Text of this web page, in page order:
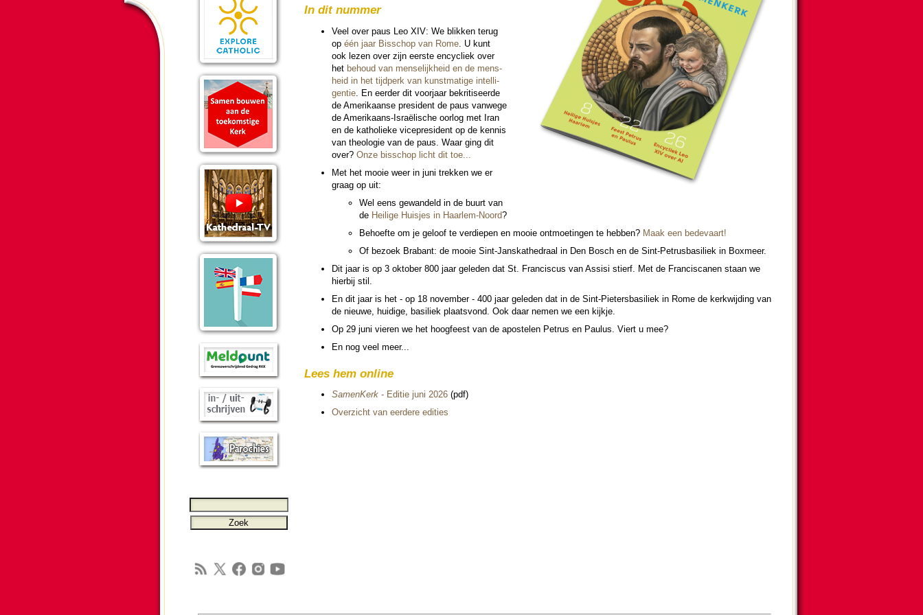
In dit nummer
Veel over paus Leo XIV: We blikken terug
op één jaar Bis­schop van Rome. U kunt
ook lezen over zijn eerste en­cy­cliek over
het behoud van men­se­lijk­heid en de mens­
heid in het tijdperk van kunst­ma­tige intel­li­
gentie. En eer­der dit voor­jaar bekritiseerde
de Ameri­kaanse presi­dent de paus van­wege
de Ameri­kaans-Israëlische oorlog met Iran
en de katho­lieke vice­pre­si­dent op de kennis
van theo­lo­gie van de paus. Waar ging dit
over? Onze bis­schop licht dit toe...
Met het mooie weer in juni trekken we er
graag op uit:
Wel eens gewandeld in de buurt van
de Heilige Huisjes in Haar­lem-Noord?
Behoefte om je geloof te ver­die­pen en mooie ont­moe­tingen te hebben? Maak een bede­vaart!
Of bezoek Brabant: de mooie Sint-Jans­kathe­draal in Den Bosch en de Sint-Petrus­basi­liek in Boxmeer.
Dit jaar is op 3 ok­to­ber 800 jaar gele­den dat St. Fran­cis­cus van Assisi stierf. Met de Fran­cis­ca­nen staan we
hierbij stil.
En dit jaar is het - op 18 no­vem­ber - 400 jaar gele­den dat in de Sint-Pieters­basi­liek in Rome de kerk­wij­ding van
de nieuwe, hui­dige, basiliek plaatsvond. Ook daar nemen we een kijkje.
Op 29 juni vieren we het hoog­feest van de apos­te­len Petrus en Paulus. Viert u mee?
En nog veel meer...
Lees hem online
SamenKerk- Editie juni 2026(pdf)
Over­zicht van eer­dere edities